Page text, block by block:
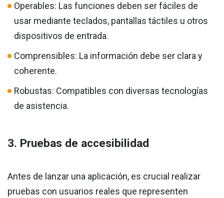
Operables: Las funciones deben ser fáciles de
usar mediante teclados, pantallas táctiles u otros
dispositivos de entrada.
Comprensibles: La información debe ser clara y
coherente.
Robustas: Compatibles con diversas tecnologías
de asistencia.
3. Pruebas de accesibilidad
Antes de lanzar una aplicación, es crucial realizar
pruebas con usuarios reales que representen